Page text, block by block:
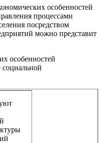
особенностей
процессами
посредством
можно представит
особенностей
социальной